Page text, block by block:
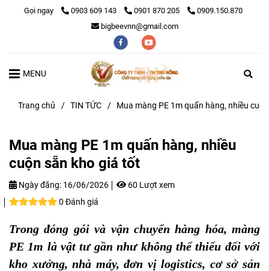
Gọi ngay 0903 609 143 0901 870 205
0909.150.870
bigbeevnn@gmail.com
MENU
Trang chủ / TIN TỨC / Mua màng PE 1m quấn hàng, nhiều
Mua màng PE 1m quấn hàng, nhiều
cuộn sẵn kho giá tốt
Ngày đăng: 16/06/2026
60 Lượt xem
0 Đánh giá
Trong đóng gói và vận chuyển hàng hóa, màng
PE 1m là vật tư gần như không thể thiếu đối với
kho xưởng, nhà máy, đơn vị logistics, cơ sở sản